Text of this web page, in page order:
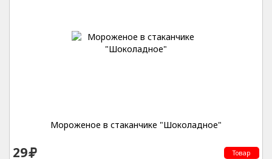
Мороженое в стаканчике "Шоколадное"
29 Товар